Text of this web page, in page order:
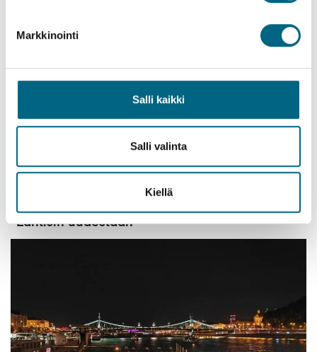
Markkinointi
Salli kaikki
Salli valinta
Kiellä
Maisemia matkan varrelta.
LUE MYÖS:Matkanjohtajamme Minnan vinkitTonavan
”Lähtisin uudestaan”